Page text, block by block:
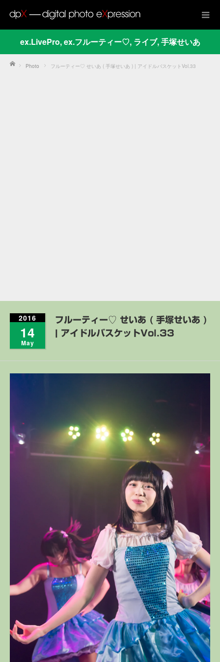
ex.LivePro,ex.フルーティー♡, ライブ,手塚せいあ
Home Photo フルーティー♡ せいあ ( 手塚せいあ ) | アイドルバスケットVol.33
2016
14
May
フルーティー♡ せいあ ( 手塚せいあ )
| アイドルバスケットVol.33